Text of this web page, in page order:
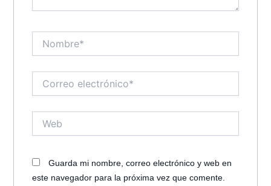
electrónico*
Guarda mi nombre, correo electrónico y web en
este navegador para la próxima vez que comente.